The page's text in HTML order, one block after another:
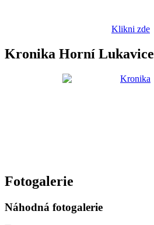
Klikni zde
Kronika Horní Lukavice
Fotogalerie
Náhodná fotogalerie